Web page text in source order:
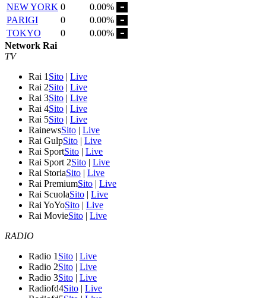
NEW YORK 0
0.00%
PARIGI
0
0.00%
TOKYO
0
0.00%
Network Rai
TV
Rai 1 Sito | Live
Rai 2Sito | Live
Rai 3Sito | Live
Rai 4Sito | Live
Rai 5Sito | Live
RainewsSito | Live
Rai GulpSito | Live
Rai SportSito | Live
Rai Sport 2Sito | Live
Rai StoriaSito | Live
Rai PremiumSito | Live
Rai ScuolaSito | Live
Rai YoYoSito | Live
Rai MovieSito | Live
RADIO
Radio 1 Sito | Live
Radio 2Sito | Live
Radio 3Sito | Live
Radiofd4Sito | Live